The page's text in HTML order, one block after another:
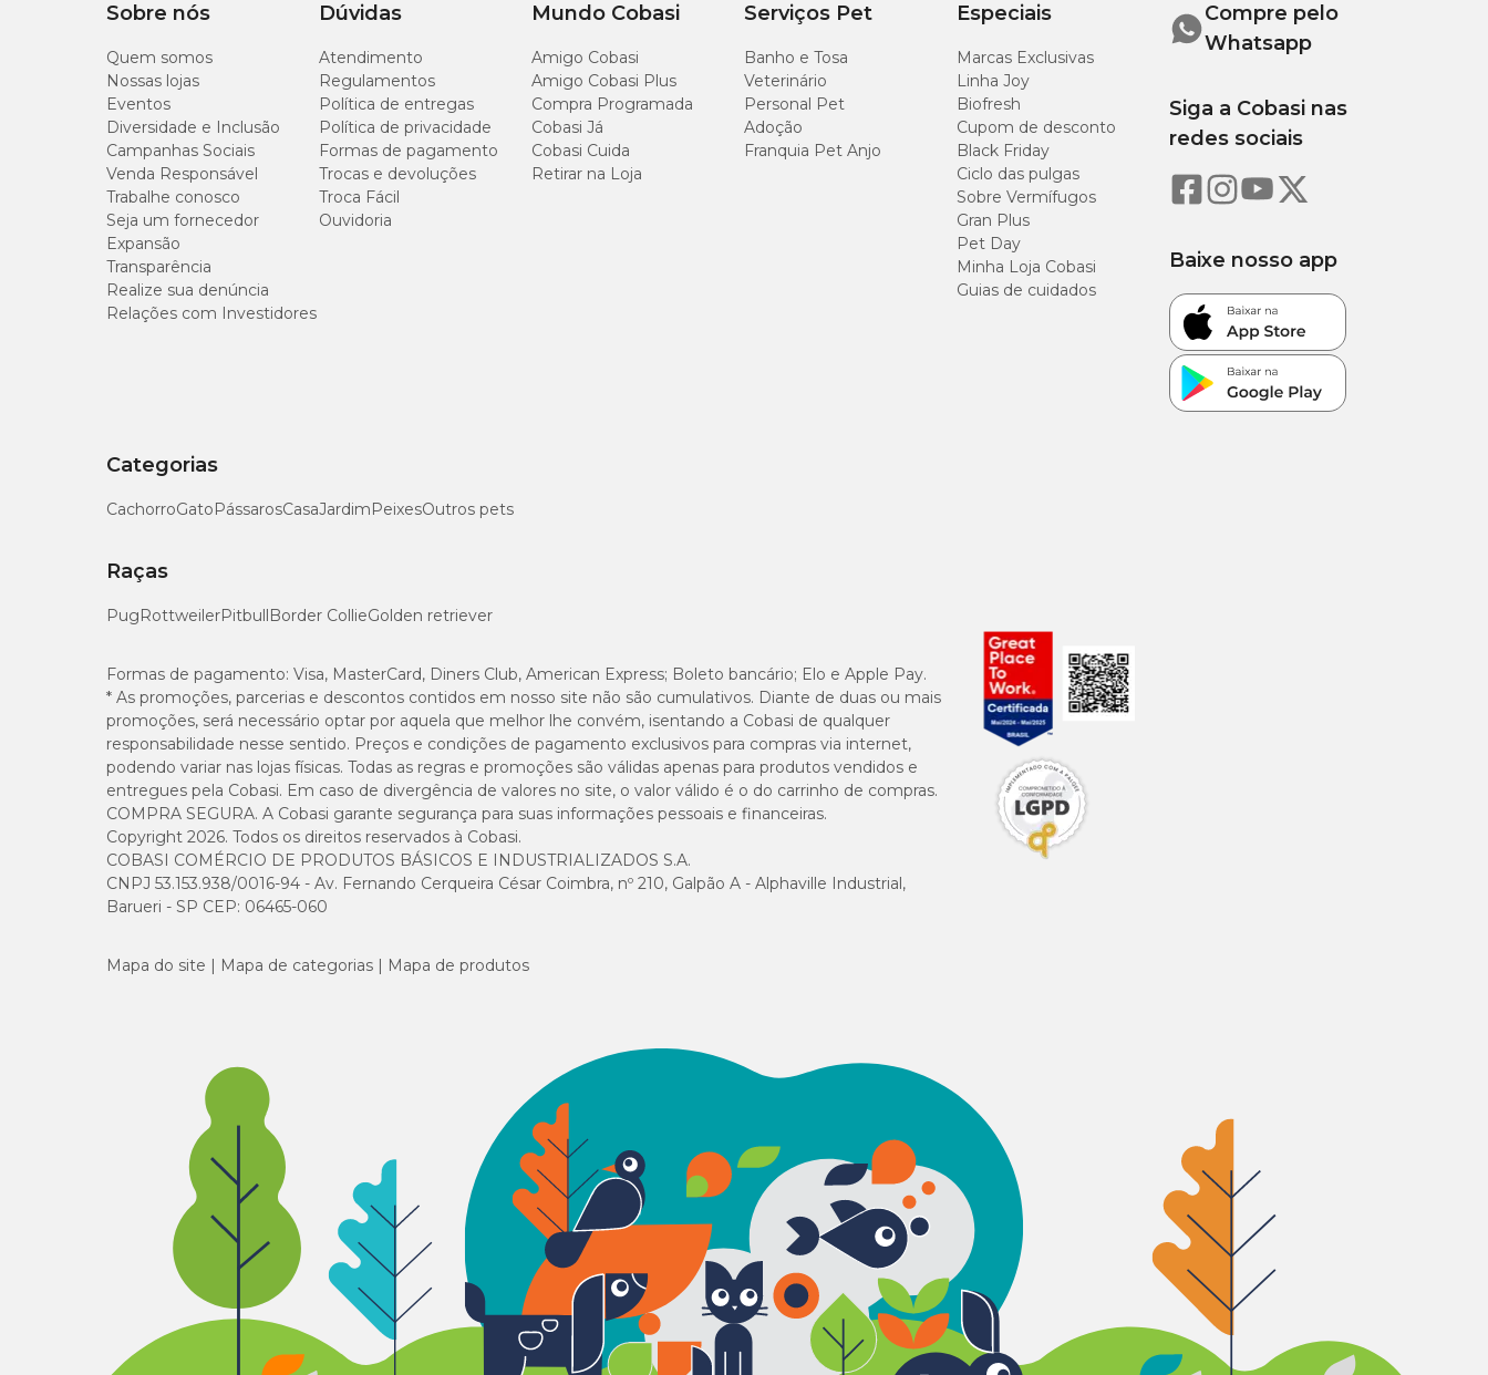
Sobre nós
Quem somos
Nossas lojas
Eventos
Diversidade e Inclusão
Campanhas Sociais
Venda Responsável
Trabalhe conosco
Seja um fornecedor
Expansão
Transparência
Realize sua denúncia
Relações com Investidores
Dúvidas
Atendimento
Regulamentos
Política de entregas
Política de privacidade
Formas de pagamento
Trocas e devoluções
Troca Fácil
Ouvidoria
Mundo Cobasi
Amigo Cobasi
Amigo Cobasi Plus
Compra Programada
Cobasi Já
Cobasi Cuida
Retirar na Loja
Serviços Pet
Banho e Tosa
Veterinário
Personal Pet
Adoção
Franquia Pet Anjo
Especiais
Marcas Exclusivas
Linha Joy
Biofresh
Cupom de desconto
Black Friday
Ciclo das pulgas
Sobre Vermífugos
Gran Plus
Pet Day
Minha Loja Cobasi
Guias de cuidados
Categorias
CachorroGatoPássarosCasaJardimPeixesOutros pets
Raças
PugRottweilerPitbullBorder CollieGolden retriever
Compre pelo
Whatsapp
Siga a Cobasi nas
redes sociais
Baixe nosso app
Formas de pagamento: Visa, MasterCard, Diners Club, American Express; Boleto bancário; Elo e Apple Pay.
* As promoções, parcerias e descontos contidos em nosso site não são cumulativos. Diante de duas ou mais
promoções, será necessário optar por aquela que melhor lhe convém, isentando a Cobasi de qualquer
responsabilidade nesse sentido. Preços e condições de pagamento exclusivos para compras via internet,
podendo variar nas lojas físicas. Todas as regras e promoções são válidas apenas para produtos vendidos e
entregues pela Cobasi. Em caso de divergência de valores no site, o valor válido é o do carrinho de compras.
COMPRA SEGURA. A Cobasi garante segurança para suas informações pessoais e financeiras.
Copyright 2026. Todos os direitos reservados à Cobasi.
COBASI COMÉRCIO DE PRODUTOS BÁSICOS E INDUSTRIALIZADOS S.A.
CNPJ 53.153.938/0016-94 - Av. Fernando Cerqueira César Coimbra, nº 210, Galpão A - Alphaville Industrial,
Barueri - SP CEP: 06465-060
Mapa do site Mapa de categorias Mapa de produtos